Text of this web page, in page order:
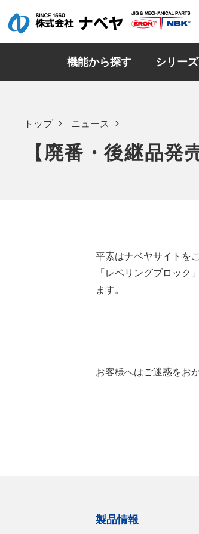
機能から探す シリー
トップ ニュース
【廃番・後継品
平素はナベヤサイトを
「レベリングブロッ
ます。
お客様へはご迷惑をお
製品情報